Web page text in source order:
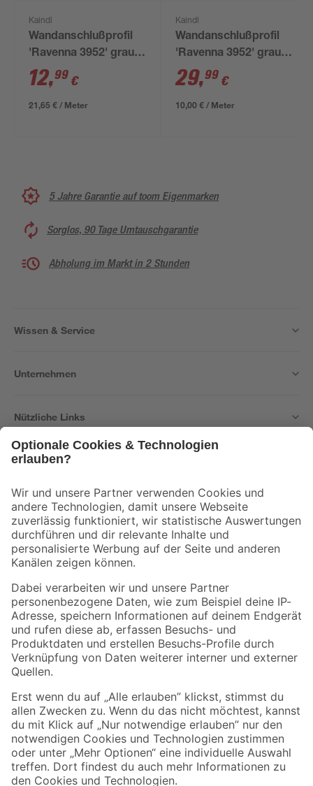
Kaindl
Wandanschlußprofil
'Ravenna 3952' grau
600 x 16 x 28 mm
12,99 €
21,65 € / Meter
Kaindl
Wandanschlußprofil
'Ravenna 3952' grau
3000 x 16 x 28 mm
29,99 €
10,00 € / Meter
5 Jahre Garantie auf toom Eigenmarken
Sorglos, 90 Tage Umtauschgarantie
Abholung im Markt in 2 Stunden
Wissen & Service
Unternehmen
Nützliche Links
Der toom Newsletter: Keine Angebote und Aktionen mehr verpassen!
Zur Newsletter Anmeldung
Folge uns
Zahlungsarten Versandarten
Sicher einkaufen
Jetzt die toom-App herunterladen